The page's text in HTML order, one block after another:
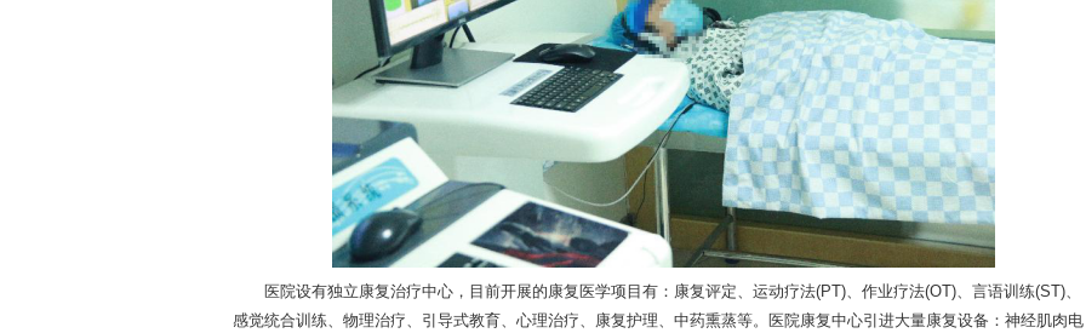
医院设有独立康复治疗中心，目前开展的康复医学项目有：康复评定、运动疗法(PT)、作业疗法(OT)、言语训练(ST)、
感觉统合训练、物理治疗、引导式教育、心理治疗、康复护理、中药熏蒸等。医院康复中心引进大量康复设备：神经肌肉电